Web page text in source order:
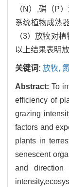
（N）,磷（P
系统植物成熟
（3）放牧对
以上结果表明
关键词: 放牧,
Abstract:To
efficiency of
grazing
factors and
plants in
senescent
and